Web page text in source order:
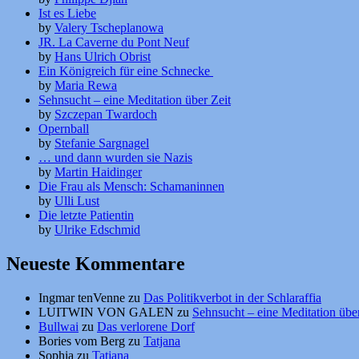
Ist es Liebe
by Valery Tscheplanowa
JR. La Caverne du Pont Neuf
by Hans Ulrich Obrist
Ein Königreich für eine Schnecke
by Maria Rewa
Sehnsucht – eine Meditation über Zeit
by Szczepan Twardoch
Opernball
by Stefanie Sargnagel
… und dann wurden sie Nazis
by Martin Haidinger
Die Frau als Mensch: Schamaninnen
by Ulli Lust
Die letzte Patientin
by Ulrike Edschmid
Neueste Kommentare
Ingmar tenVenne zu Das Politikverbot in der Schlaraffia
LUITWIN VON GALEN zu Sehnsucht – eine Meditation
Bullwai zu Das verlorene Dorf
Bories vom Berg zu Tatjana
Sophia zu Tatjana